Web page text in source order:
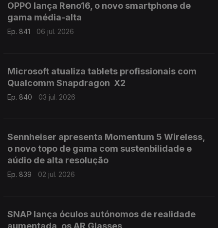
OPPO lança Reno16, o novo smartphone de
gama média-alta
Ep. 841 06 jul. 2026
Microsoft atualiza tablets profissionais com
Qualcomm Snapdragon X2
Ep. 840 03 jul. 2026
Sennheiser apresenta Momentum 5 Wireless,
o novo topo de gama com sustenbilidade e
aúdio de alta resolução
Ep. 839 02 jul. 2026
SNAP lança óculos autónomos de realidade
aumentada, os AR Glasses